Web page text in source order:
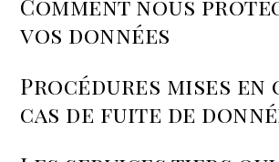
Comment nous
vos données
Procédures mises en
cas de fuite de